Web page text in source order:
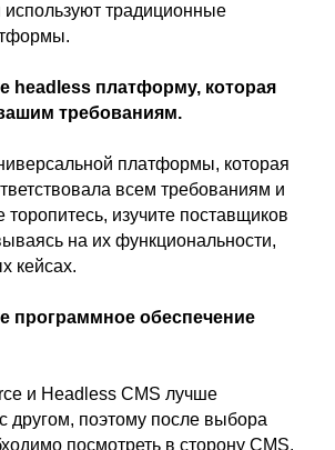
используют традиционные
headless платформу, которая
требованиям.
платформы, которая
всем требованиям и
изучите поставщиков
на их функциональности,
кейсах.
программное обеспечение
и Headless CMS лучше
другом, поэтому после выбора
посмотреть в сторону CMS.